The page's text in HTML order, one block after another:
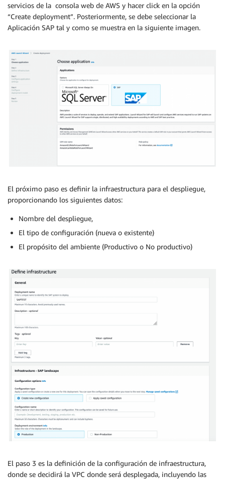
servicios de la consola web de AWS y hacer click en la opción
“Create deployment”. Posteriormente, se debe seleccionar la
Aplicación SAP tal y como se muestra en la siguiente imagen.
El próximo paso es definir la infraestructura para el despliegue,
proporcionando los siguientes datos:
Nombre del despliegue,
El tipo de configuración (nueva o existente)
El propósito del ambiente (Productivo o No productivo)
El paso 3 es la definición de la configuración de infraestructura,
donde se decidirá la VPC donde será desplegada, incluyendo las